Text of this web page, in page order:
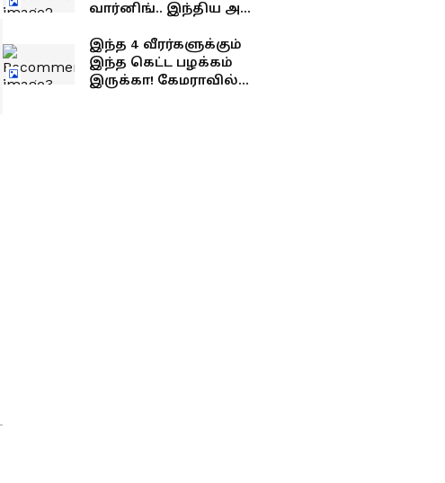
வார்னிங்.. இந்திய அணி
நடந்தது என்ன?
இந்த 4 வீரர்களுக்கும்
இந்த கெட்ட பழக்கம்
இருக்கா! கேமராவில்